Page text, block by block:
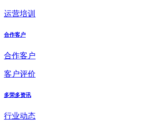
运营培训
合作客户
合作客户
客户评价
多荣多资讯
行业动态